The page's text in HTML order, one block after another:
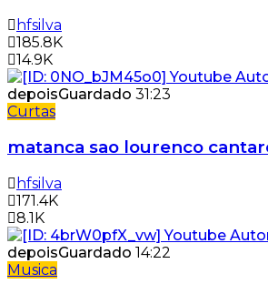
hfsilva
185.8K
14.9K
depoisGuardado 31:23
Curtas
matanca sao lourenco
hfsilva
171.4K
8.1K
depoisGuardado 14:22
Musica